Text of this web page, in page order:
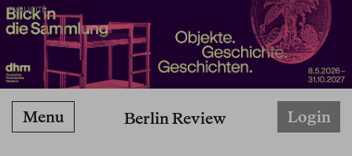
PUBLICITÉ
Berlin Review
Menu Login